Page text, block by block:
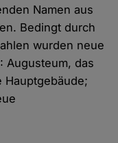
Namen aus
Bedingt durch
wurden neue
Augusteum, das
Hauptgebäude;